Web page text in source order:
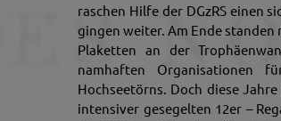
raschen Hilfe der DGzRS einen
gingen weiter. Am Ende standen
Plaketten an der
namhaften Organisationen
Hochseetörns. Doch diese
intensiver gesegelten 12er –